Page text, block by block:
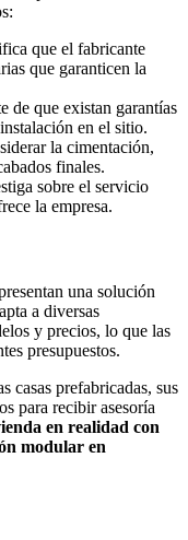
que el fabricante
que garanticen la
de que existan garantías
en el sitio.
la cimentación,
finales.
sobre el servicio
la empresa.
una solución
a diversas
y precios, lo que las
presupuestos.
casas prefabricadas, sus
para recibir asesoría
en realidad con
modular en